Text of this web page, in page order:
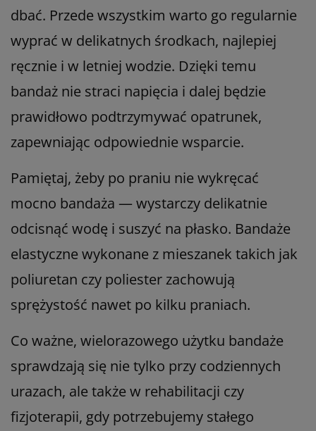
dbać. Przede wszystkim warto go regularnie
wyprać w delikatnych środkach, najlepiej
ręcznie i w letniej wodzie. Dzięki temu
bandaż nie straci napięcia i dalej będzie
prawidłowo podtrzymywać opatrunek,
zapewniając odpowiednie wsparcie.
Pamiętaj, żeby po praniu nie wykręcać
mocno bandaża — wystarczy delikatnie
odcisnąć wodę i suszyć na płasko. Bandaże
elastyczne wykonane z mieszanek takich jak
poliuretan czy poliester zachowują
sprężystość nawet po kilku praniach.
Co ważne, wielorazowego użytku bandaże
sprawdzają się nie tylko przy codziennych
urazach, ale także w rehabilitacji czy
fizjoterapii, gdy potrzebujemy stałego